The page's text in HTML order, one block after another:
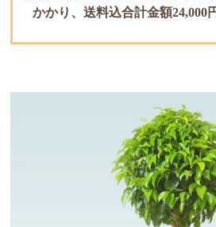
かかり、送料込合計金額24,000